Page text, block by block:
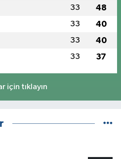
33 48
33 40
33 40
33 37
için tıklayın